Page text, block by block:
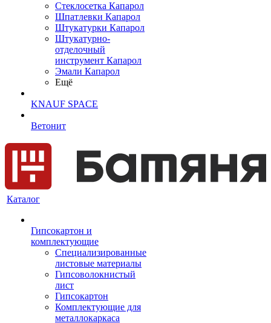
Cтеклосетка Капарол
Шпатлевки Капарол
Штукатурки Капарол
Штукатурно-
отделочный
инструмент Капарол
Эмали Капарол
Ещё
KNAUF SPACE
Ветонит
Каталог
Гипсокартон и
комплектующие
Специализированные
листовые материалы
Гипсоволокнистый
лист
Гипсокартон
Комплектующие для
металлокаркаса